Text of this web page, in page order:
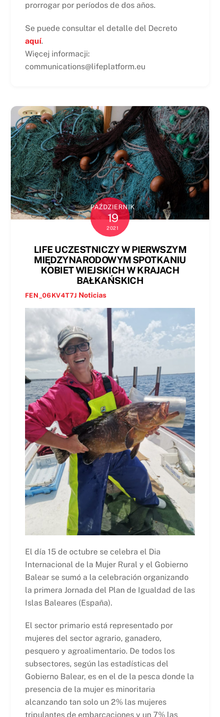
prorrogar por períodos de dos años.
Se puede consultar el detalle del Decreto
aquí.
Więcej informacji:
communications@lifeplatform.eu
PAŹDZIERNIK
19
2021
LIFE UCZESTNICZY W PIERWSZYM
MIĘDZYNARODOWYM SPOTKANIU
KOBIET WIEJSKICH W KRAJACH
BAŁKAŃSKICH
FEN_06KV4T7J Noticias
El día 15 de octubre se celebra el Dia
Internacional de la Mujer Rural y el Gobierno
Balear se sumó a la celebración organizando
la primera Jornada del Plan de Igualdad de las
Islas Baleares (España).
El sector primario está representado por
mujeres del sector agrario, ganadero,
pesquero y agroalimentario. De todos los
subsectores, según las estadísticas del
Gobierno Balear, es en el de la pesca donde la
presencia de la mujer es minoritaria
alcanzando tan solo un 2% las mujeres
tripulantes de embarcaciones y un 7% las